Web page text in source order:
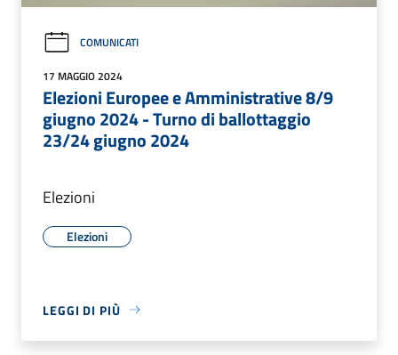
COMUNICATI
17 MAGGIO 2024
Elezioni Europee e Amministrative 8/9
giugno 2024 - Turno di ballottaggio
23/24 giugno 2024
Elezioni
Elezioni
LEGGI DI PIÙ